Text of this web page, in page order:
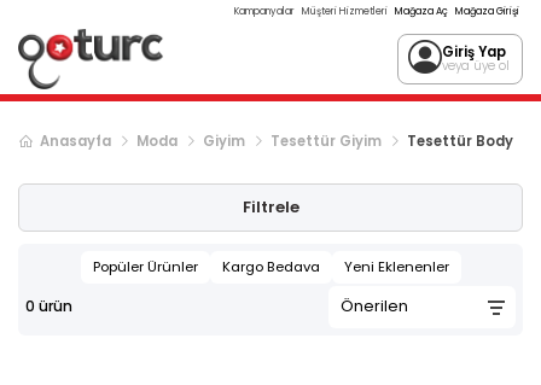
Kampanyalar Müşteri Hizmetleri Mağaza Aç Mağaza Girişi
Giriş Yap
veya üye ol
Anasayfa Moda Giyim Tesettür Giyim Tesettür Body
Filtrele
Popüler Ürünler Kargo Bedava Yeni Eklenenler
0 ürün